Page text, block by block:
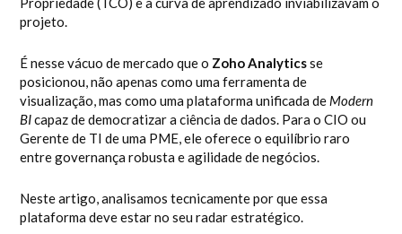
projeto.
É nesse vácuo de mercado que o Zoho Analyticsse
posicionou, não apenas como uma ferramenta de
visualização, mas como uma plataforma unificada de Modern
BIcapaz de democratizar a ciência de dados. Para o CIO ou
Gerente de TI de uma PME, ele oferece o equilíbrio raro
entre governança robusta e agilidade de negócios.
Neste artigo, analisamos tecnicamente por que essa
plataforma deve estar no seu radar estratégico.